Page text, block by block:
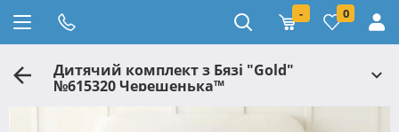
- 0
Дитячий комплект з Бязі "Gold"
№615320 Черешенька™